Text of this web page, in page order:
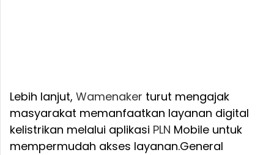
Lebih lanjut, Wamenaker turut mengajak
masyarakat memanfaatkan layanan digital
kelistrikan melalui aplikasi PLN Mobile untuk
mempermudah akses layanan.General